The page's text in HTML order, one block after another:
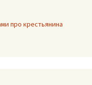
про крестьянина